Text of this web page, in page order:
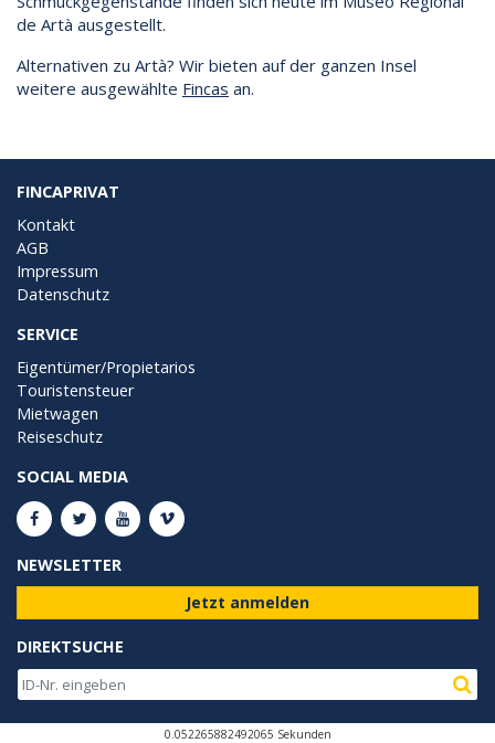
de Artà ausgestellt.
Alternativen zu Artà? Wir bieten auf der ganzen Insel
weitere ausgewählte Fincas an.
FINCAPRIVAT
Kontakt
AGB
Impressum
Datenschutz
SERVICE
Eigentümer/Propietarios
Touristensteuer
Mietwagen
Reiseschutz
SOCIAL MEDIA
NEWSLETTER
Jetzt anmelden
DIREKTSUCHE
0.052265882492065 Sekunden